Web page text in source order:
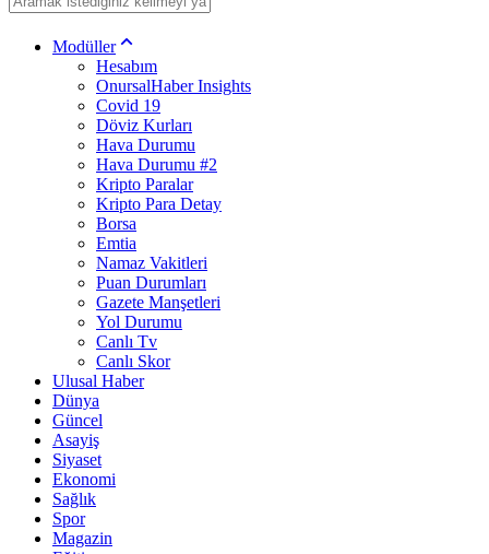
Modüller
Hesabım
OnursalHaber Insights
Covid 19
Döviz Kurları
Hava Durumu
Hava Durumu #2
Kripto Paralar
Kripto Para Detay
Borsa
Emtia
Namaz Vakitleri
Puan Durumları
Gazete Manşetleri
Yol Durumu
Canlı Tv
Canlı Skor
Ulusal Haber
Dünya
Güncel
Asayiş
Siyaset
Ekonomi
Sağlık
Spor
Magazin